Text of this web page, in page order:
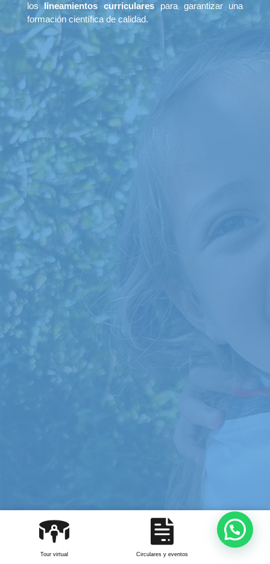
loslineamientos curriculares para garantizar una
formación científica de calidad.
Tour virtual Circulares y eventos